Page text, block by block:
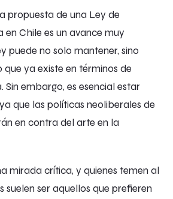
propuesta de una Ley de
en Chile es un avance muy
puede no solo mantener, sino
ya existe en términos de
embargo, es esencial estar
que las políticas neoliberales de
en contra del arte en la
mirada crítica, y quienes temen al
suelen ser aquellos que prefieren